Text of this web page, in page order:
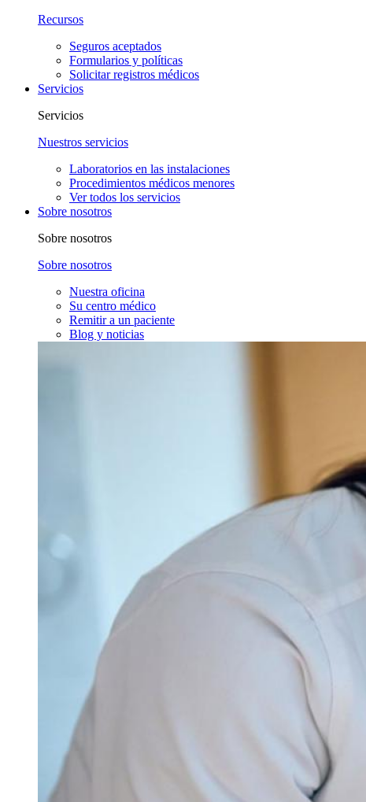
Recursos
Seguros aceptados
Formularios y políticas
Solicitar registros médicos
Servicios
Servicios
Nuestros servicios
Laboratorios en las instalaciones
Procedimientos médicos menores
Ver todos los servicios
Sobre nosotros
Sobre nosotros
Sobre nosotros
Nuestra oficina
Su centro médico
Remitir a un paciente
Blog y noticias